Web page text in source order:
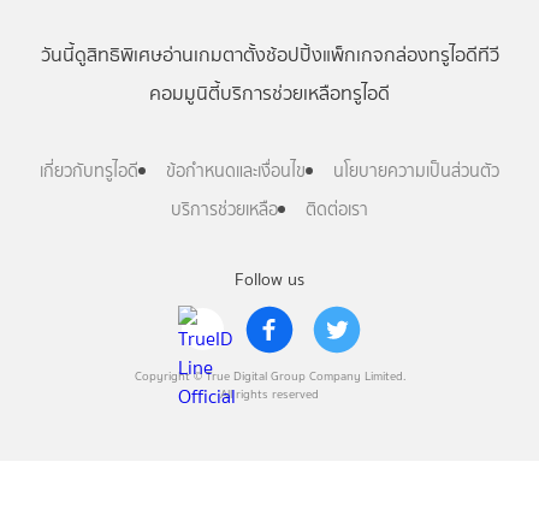
Follow us
Copyright © True Digital Group Company Limited.
All rights reserved
วันนี้ดูสิทธิพิเศษอ่านเกมตาตั้งช้อปปิ้งแพ็กเกจกล่องทรูไอดีทีวี
คอมมูนิตี้บริการช่วยเหลือทรูไอดี
เกี่ยวกับทรูไอดี ข้อกำหนดและเงื่อนไข
นโยบายความเป็นส่วนตัว
บริการช่วยเหลือ
ติดต่อเรา